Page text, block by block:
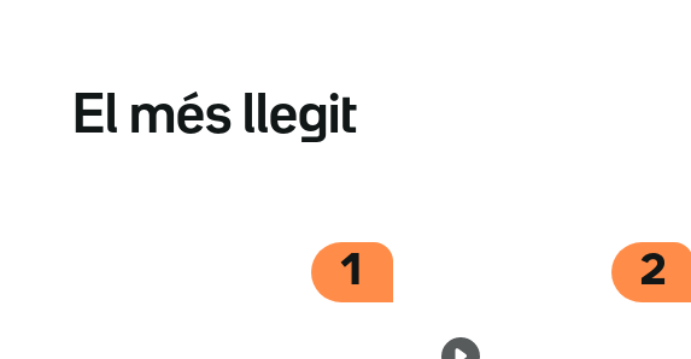
El més llegit
1 2